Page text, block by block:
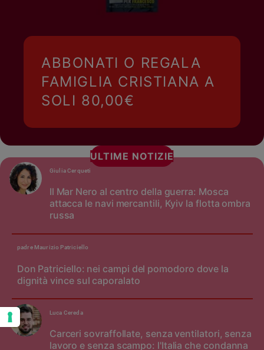
ABBONATI O REGALA
FAMIGLIA CRISTIANA A
SOLI 80,00€
ULTIME NOTIZIE
Il Mar Nero al centro della guerra: Mosca
attacca le navi mercantili, Kyiv la flotta ombra
russa
Giulia Cerqueti
Don Patriciello: nei campi del pomodoro dove la
dignità vince sul caporalato
padre Maurizio Patriciello
Carceri sovraffollate, senza ventilatori, senza
lavoro e senza scampo: l'Italia che condanna
Luca Cereda